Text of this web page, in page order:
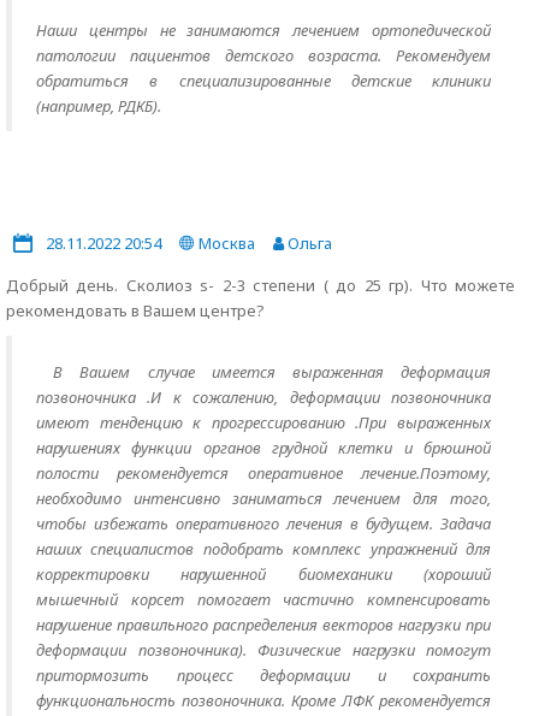
Наши центры не занимаются лечением ортопедической
патологии пациентов детского возраста. Рекомендуем
обратиться в специализированные детские клиники
(например, РДКБ).
28.11.2022 20:54 Москва
Ольга
Добрый день. Сколиоз s- 2-3 степени ( до 25 гр). Что можете
рекомендовать в Вашем центре?
В Вашем случае имеется выраженная деформация
позвоночника .И к сожалению, деформации позвоночника
имеют тенденцию к прогрессированию .При выраженных
нарушениях функции органов грудной клетки и брюшной
полости рекомендуется оперативное лечение.Поэтому,
необходимо интенсивно заниматься лечением для того,
чтобы избежать оперативного лечения в будущем. Задача
наших специалистов подобрать комплекс упражнений для
корректировки нарушенной биомеханики (хороший
мышечный корсет помогает частично компенсировать
нарушение правильного распределения векторов нагрузки при
деформации позвоночника). Физические нагрузки помогут
притормозить процесс деформации и сохранить
функциональность позвоночника. Кроме ЛФК рекомендуется